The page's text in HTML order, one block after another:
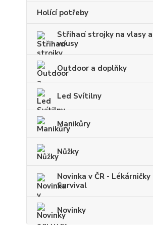
Holící potřeby
Střihací strojky na vlasy a
vousy
Outdoor a doplňky
Led Svítilny
Manikůry
Nůžky
Novinka v ČR - Lékárničky
Survival
Novinky